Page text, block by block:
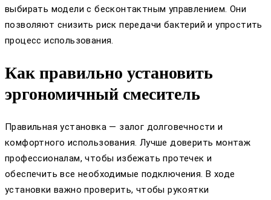
выбирать модели с бесконтактным управлением. Они
позволяют снизить риск передачи бактерий и упростить
процесс использования.
Как правильно установить
эргономичный смеситель
Правильная установка — залог долговечности и
комфортного использования. Лучше доверить монтаж
профессионалам, чтобы избежать протечек и
обеспечить все необходимые подключения. В ходе
установки важно проверить, чтобы рукоятки